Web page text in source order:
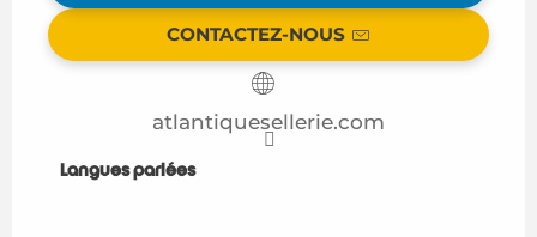
CONTACTEZ-NOUS
atlantiquesellerie.com
Langues parlées
Langues parlées